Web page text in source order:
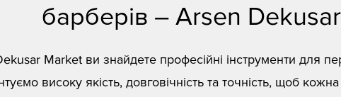
барберів – Arsen
Market ви знайдете професійні інструменти для
високу якість, довговічність та точність, щоб